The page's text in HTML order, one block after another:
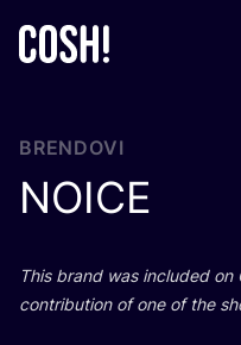
BRENDOVI
NOICE
This brand was inclu­ded on
con­tri­bu­ti­on of one of the